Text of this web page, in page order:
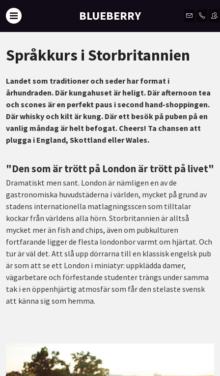
BLUEBERRY
Språkkurs i Storbritannien
Landet som traditioner och seder har format i
århundraden. Där kungahuset är heligt. Där afternoon tea
och scones är en perfekt paus i second hand-shoppingen.
Där whisky och kilt är kung. Där ett besök på puben på en
vanlig måndag är helt befogat. Cheers! Ta chansen att
plugga i England, Skottland eller Wales.
"Den som är trött på London är trött på livet"
Dramatiskt men sant. London är nämligen en av de
gastronomiska huvudstäderna i världen, mycket på grund av
stadens internationella matlagningsscen som tilltalar
kockar från världens alla hörn. Storbritannien är alltså
mycket mer än fish and chips, även om pubkulturen
fortfarande ligger de flesta londonbor varmt om hjärtat. Och
tur är väl det. Att slå upp dörrarna till en klassisk engelsk pub
är som att se ett London i miniatyr: uppklädda damer,
vägarbetare och förfestande studenter trängs under samma
tak i en öppenhjärtig atmosfär som får den stelaste svensk
att känna sig som hemma.